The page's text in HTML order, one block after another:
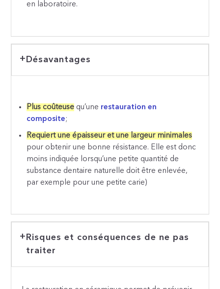
en laboratoire.
Désavantages
Plus coûteuse qu’une restauration en
composite;
Requiert une épaisseur et une largeur minimales
pour obtenir une bonne résistance. Elle est donc
moins indiquée lorsqu’une petite quantité de
substance dentaire naturelle doit être enlevée,
par exemple pour une petite carie)
Risques et conséquences de ne pas
traiter